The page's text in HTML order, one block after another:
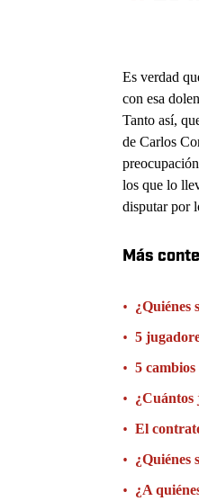
Es verdad
con esa
Tanto así,
de Carlos
los que lo
disputar por
Más
• ¿Quiénes
• 5
• 5
• ¿Cuántos
• El
• ¿Quiénes
• ¿A